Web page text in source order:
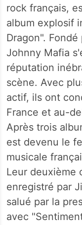
rock français,
album explosif
Dragon".
Johnny Mafia
réputation
scène. Avec
actif, ils ont
France et au-
Après trois
est devenu le
musicale
Leur deuxième
enregistré par
salué par la
avec